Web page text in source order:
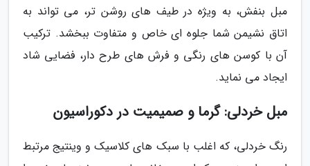
مبل بنفش، به ویژه در طیف های روشن تر، می تواند به
اتاق نشیمن شما جلوه ای خاص و متفاوت ببخشد. ترکیب
آن با کوسن های رنگی و فرش های طرح دار، فضایی شاد
ایجاد می نماید.
مبل خردلی: گرما و صمیمیت در دکوراسیون
رنگ خردلی، که اغلب با سبک های کلاسیک و وینتیج مرتبط